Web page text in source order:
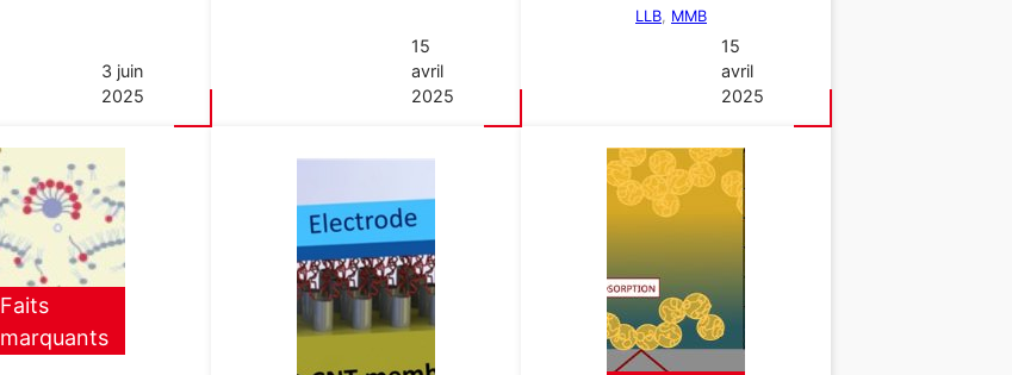
3 juin
2025
15
avril
2025
LLB, MMB
15
avril
2025
Faits
marquants